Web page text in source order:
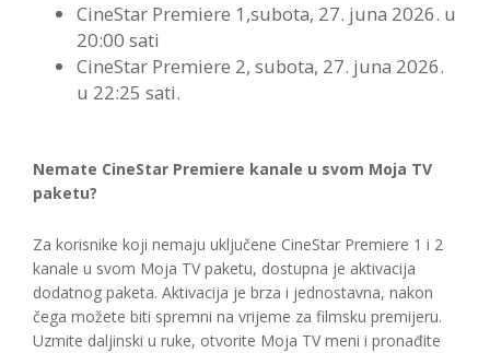
CineStar Premiere 1,subota, 27. juna 2026. u
20:00 sati
CineStar Premiere 2, subota, 27. juna 2026.
u 22:25 sati.
Nemate CineStar Premiere kanale u svom Moja TV
paketu?
Za korisnike koji nemaju uključene CineStar Premiere 1 i 2
kanale u svom Moja TV paketu, dostupna je aktivacija
dodatnog paketa. Aktivacija je brza i jednostavna, nakon
čega možete biti spremni na vrijeme za filmsku premijeru.
Uzmite daljinski u ruke, otvorite Moja TV meni i pronađite